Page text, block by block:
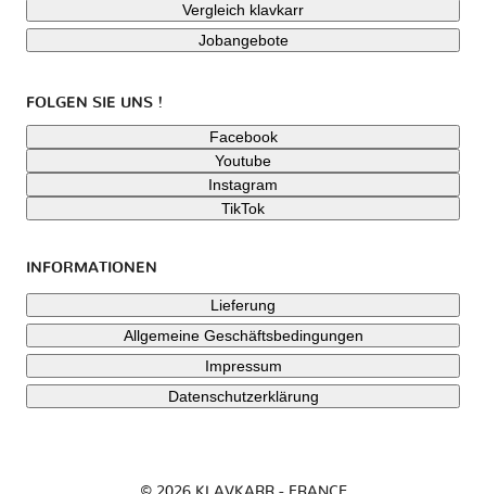
Vergleich klavkarr
Jobangebote
FOLGEN SIE UNS !
Facebook
Youtube
Instagram
TikTok
INFORMATIONEN
Lieferung
Allgemeine Geschäftsbedingungen
Impressum
Datenschutzerklärung